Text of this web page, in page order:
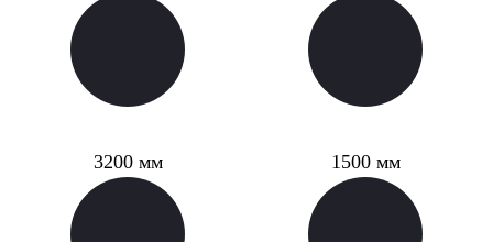
3200 мм 1500 мм